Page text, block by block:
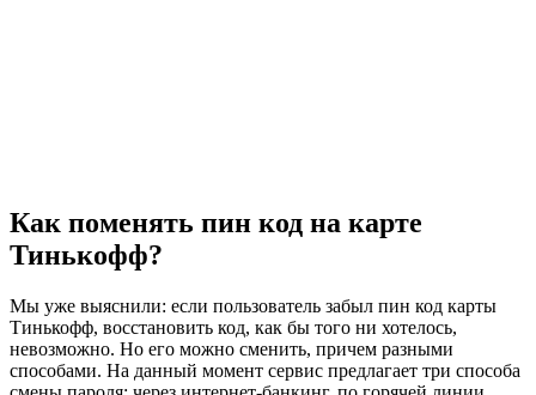
Как поменять пин код на карте
Тинькофф?
Мы уже выяснили: если пользователь забыл пин код карты
Тинькофф, восстановить код, как бы того ни хотелось,
невозможно. Но его можно сменить, причем разными
способами. На данный момент сервис предлагает три способа